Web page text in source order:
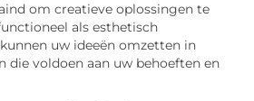
om creatieve oplossingen te
als esthetisch
uw ideeën omzetten in
die voldoen aan uw behoeften en